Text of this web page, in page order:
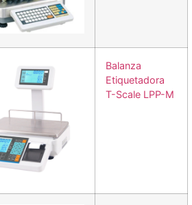
Balanza
Etiquetadora
T-Scale LPP-M